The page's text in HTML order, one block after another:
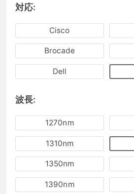
対応:
Cisco
Brocade
Dell
波長:
1270nm
1310nm
1350nm
1390nm